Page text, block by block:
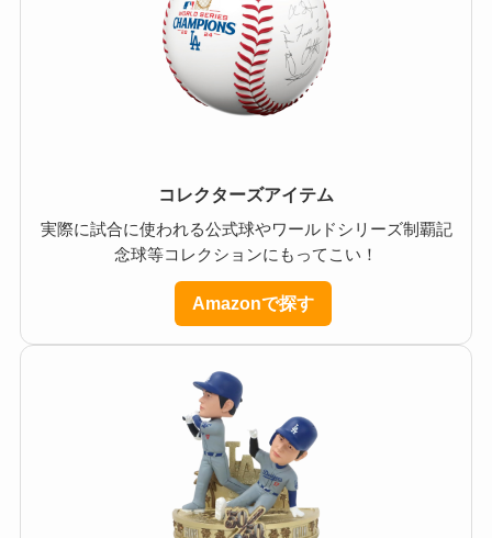
コレクターズアイテム
実際に試合に使われる公式球やワールドシリーズ制覇記
念球等コレクションにもってこい！
Amazonで探す